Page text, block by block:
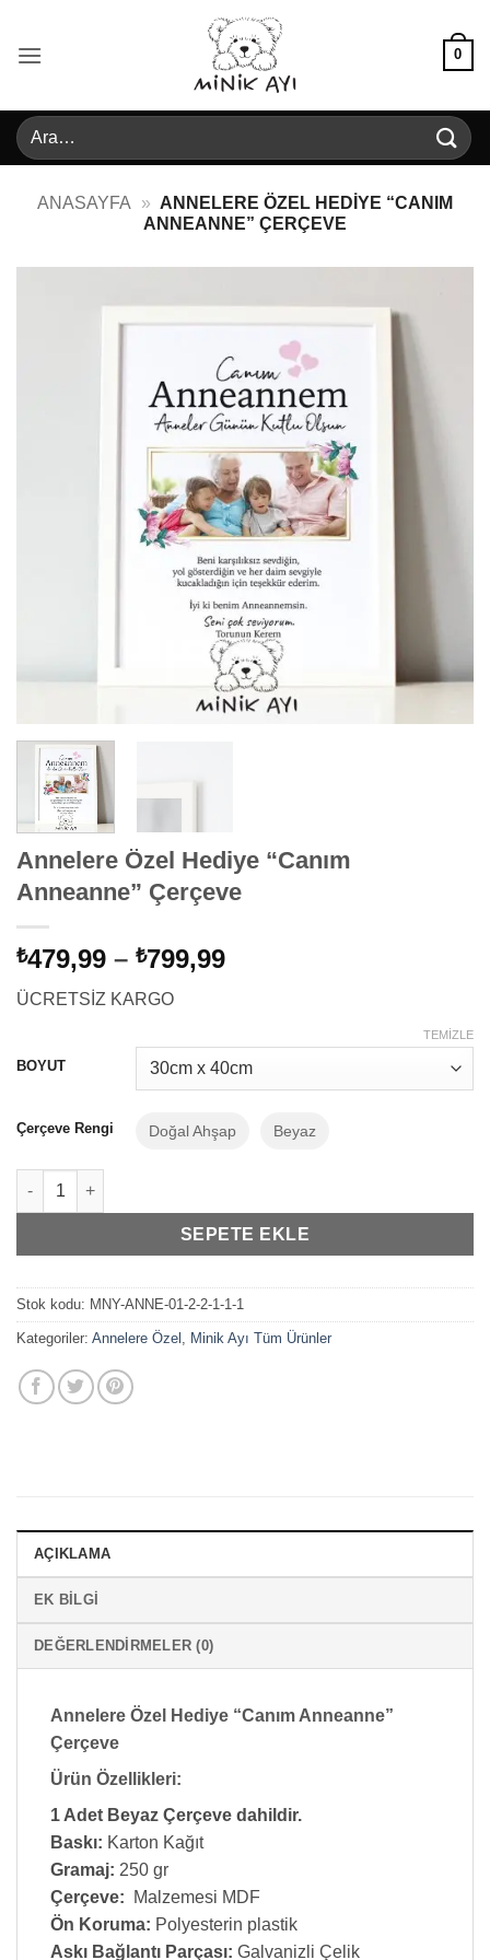
0
Ara:
ANASAYFA » ANNELERE ÖZEL HEDIYE “CANIM
ANNEANNE” ÇERÇEVE
Annelere Özel Hediye “Canım
Anneanne” Çerçeve
₺479,99 – ₺799,99Fiyat
₺799,99
ÜCRETSİZ KARGO
BOYUT
Çerçeve Rengi Doğal Ahşap Beyaz
TEMIZLE
Annelere Özel Hediye "Canım Anneanne" Çerçeve adet
SEPETE EKLE
Stok kodu: MNY-ANNE-01-2-2-1-1-1
Kategoriler: Annelere Özel Minik Ayı Tüm Ürünler
AÇIKLAMA
EK BILGI
DEĞERLENDIRMELER (0)
Annelere Özel Hediye “Canım Anneanne”
Çerçeve
Ürün Özellikleri:
1 Adet Beyaz Çerçeve dahildir.
Baskı: Karton Kağıt
Gramaj: 250 gr
Çerçeve: Malzemesi MDF
Ön Koruma: Polyesterin plastik
Askı Bağlantı Parçası: Galvanizli Çelik